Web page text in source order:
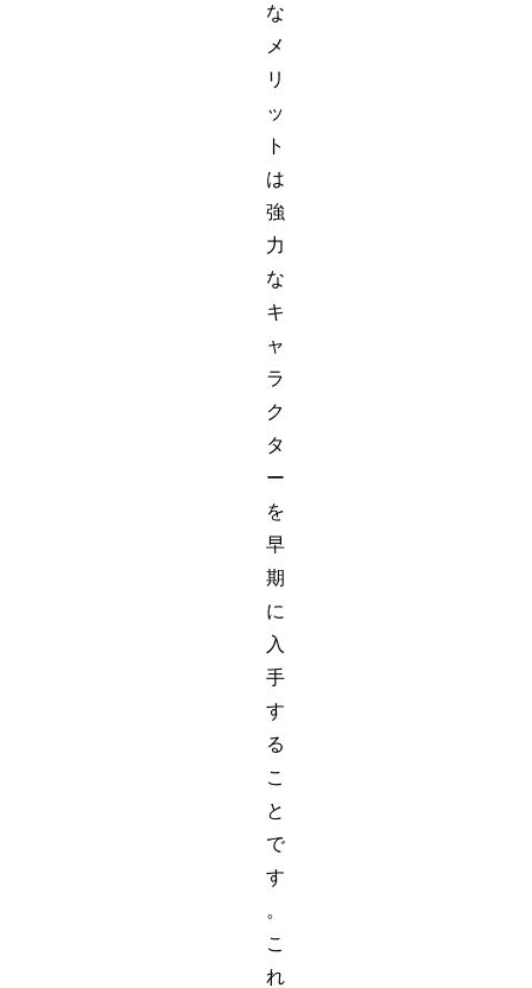
な
メ
リ
ッ
ト
は
強
力
な
キ
ャ
ラ
ク
タ
ー
を
早
期
に
入
手
す
る
こ
と
で
す
。
こ
れ